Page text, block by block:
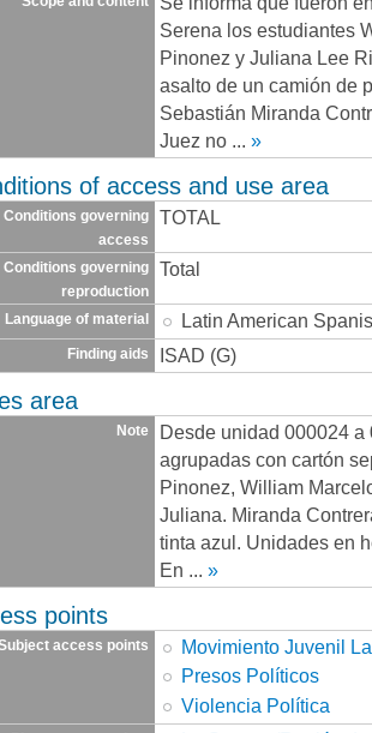
Serena los estudiantes
Pinonez y Juliana Lee
asalto de un camión de
Sebastián Miranda
Juez no
»
of access and use area
Conditions governing
access
TOTAL
Conditions governing
reproduction
Total
Language of material Latin American
Finding aids ISAD (G)
area
Note
Desde unidad 000024
agrupadas con cartón
Pinonez, William
Juliana. Miranda
tinta azul. Unidades en
En ... »
points
access points
Movimiento Juvenil
Presos Políticos
Violencia Política